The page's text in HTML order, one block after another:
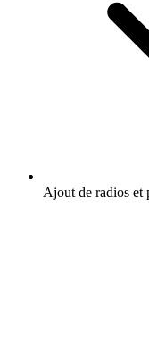
Ajout de radios et